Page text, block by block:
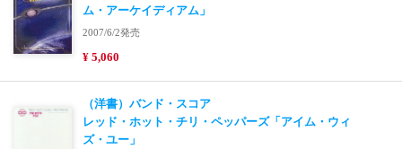
ム・アーケイディアム」
2007/6/2発売
¥ 5,060
（洋書）バンド・スコア
レッド・ホット・チリ・ペッパーズ「アイム・ウィ
ズ・ユー」